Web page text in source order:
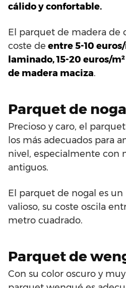
cálido y confortable.
El parquet de madera de
coste de entre 5-10
laminado, 15-20 euros/
de madera maciza.
Parquet de
Precioso y caro, el
los más adecuados para
nivel, especialmente con
antiguos.
El parquet de nogal es
valioso, su coste oscila
metro cuadrado.
Parquet de
Con su color oscuro y